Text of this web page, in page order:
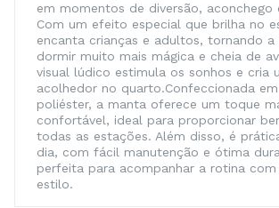
em momentos de diversão, aconchego
Com um efeito especial que brilha no
encanta crianças e adultos, tornando a
dormir muito mais mágica e cheia de
visual lúdico estimula os sonhos e cria
acolhedor no quarto.Confeccionada
poliéster, a manta oferece um toque
confortável, ideal para proporcionar
todas as estações. Além disso, é
dia, com fácil manutenção e ótima
perfeita para acompanhar a rotina
estilo.